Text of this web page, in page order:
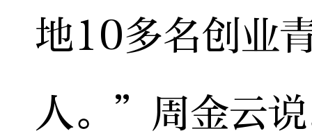
地10多名创业
人。”周金云